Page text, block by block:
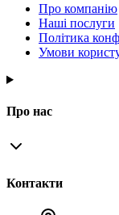
Про компанію
Наші послуги
Політика
Умови
Про нас
Контакти